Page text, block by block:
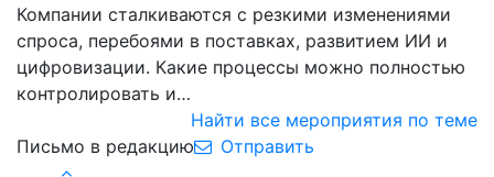
Компании сталкиваются с резкими изменениями
спроса, перебоями в поставках, развитием ИИ и
цифровизации. Какие процессы можно полностью
контролировать и…
Найти все мероприятия по теме
Письмо в редакцию
Отправить